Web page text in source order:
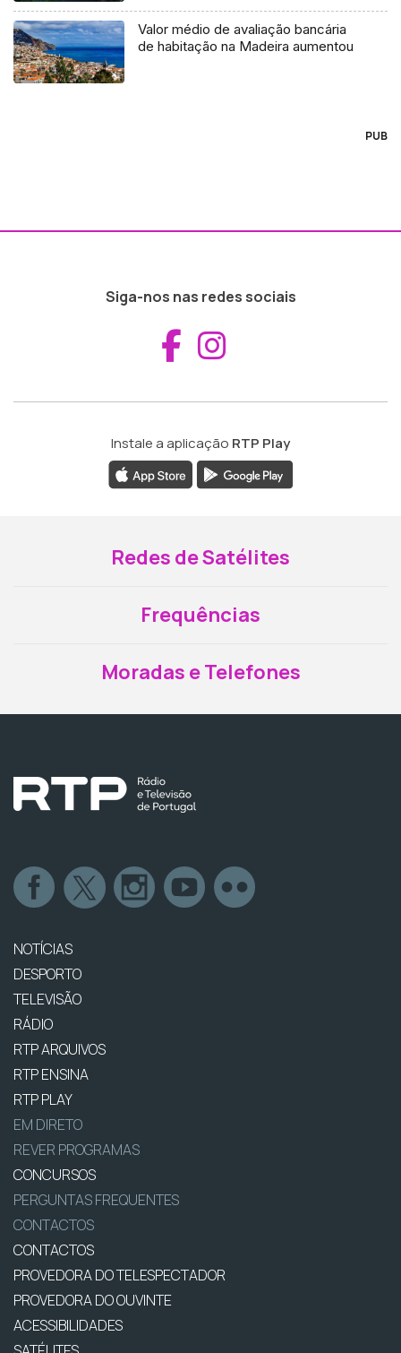
Valor médio de avaliação bancária
de habitação na Madeira aumentou
PUB
Siga-nos nas redes sociais
Aceder ao
Instale a aplicação RTP Play
Redes de Satélites
Frequências
Moradas e Telefones
NOTÍCIAS
DESPORTO
TELEVISÃO
RÁDIO
RTP ARQUIVOS
RTP ENSINA
RTP PLAY
EM DIRETO
REVER PROGRAMAS
CONCURSOS
PERGUNTAS FREQUENTES
CONTACTOS
CONTACTOS
PROVEDORA DO TELESPECTADOR
PROVEDORA DO OUVINTE
ACESSIBILIDADES